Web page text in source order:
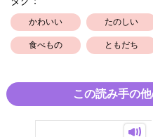
かわいい たのしい
食べもの ともだち
この読み手の